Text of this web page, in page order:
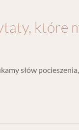
które
słów